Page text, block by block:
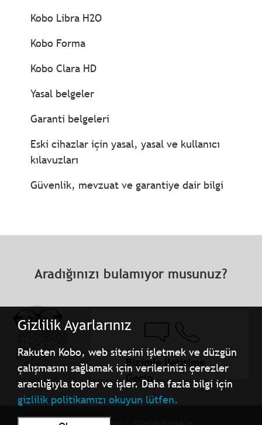
Gizlilik Ayarlarınız
Rakuten Kobo, web sitesini işletmek ve düzgün
çalışmasını sağlamak için verilerinizi çerezler
aracılığıyla toplar ve işler. Daha fazla bilgi için
gizlilik politikamızı okuyun lütfen.
Kobo Libra H2O
Kobo Forma
Kobo Clara HD
Yasal belgeler
Garanti belgeleri
Eski cihazlar için yasal, yasal ve kullanıcı
kılavuzları
Güvenlik, mevzuat ve garantiye dair bilgi
Aradığınızı bulamıyor musunuz?
Bizimle İletişime
Geçin